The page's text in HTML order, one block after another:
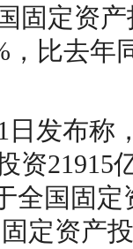
固定资
，比去年
发布称
资21915
全国固
定资产